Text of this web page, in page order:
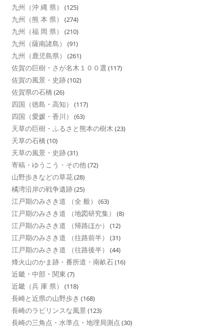
九州（沖 縄 県） (125)
九州（熊 本 県） (274)
九州（福 岡 県） (210)
九州（薩南諸島） (91)
九州（鹿児島県） (261)
佐賀の巨樹・さが名木１００選 (117)
佐賀の風景・史跡(102)
佐賀県の石橋 (26)
四国（徳島・高知） (117)
四国（愛媛・香川） (63)
天草の巨樹・ふるさと熊本の樹木 (23)
天草の石橋 (10)
天草の風景・史跡(31)
寄稿・ゆうこう・その他(72)
山野歩きなどの草花(28)
橘湾沿岸の戦争遺跡(25)
江戸期のみさき道 （全 般） (63)
江戸期のみさき道 （地図研究集） (8)
江戸期のみさき道 （帰路ほか） (12)
江戸期のみさき道 （往路前半） (31)
江戸期のみさき道 （往路後半） (44)
烽火山のかま跡・番所道・南畝石(16)
近畿・中部・関東 (7)
近畿（兵 庫 県） (118)
長崎と近県の山野歩き (168)
長崎のラビリンスな風景 (123)
長崎の三角点・水準点・地理局測点 (30)